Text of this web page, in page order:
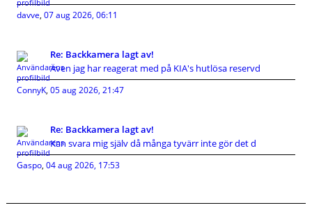
davve, 07 aug 2026, 06:11
Re: Backkamera lagt av!
Även jag har reagerat med på KIA's hutlösa reservd
ConnyK, 05 aug 2026, 21:47
Re: Backkamera lagt av!
Kan svara mig själv då många tyvärr inte gör det d
Gaspo, 04 aug 2026, 17:53